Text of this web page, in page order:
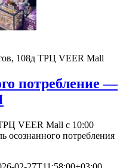
108д ТРЦ VEER Mall
потребление —
VEER Mall с 10:00
осознанного потребления